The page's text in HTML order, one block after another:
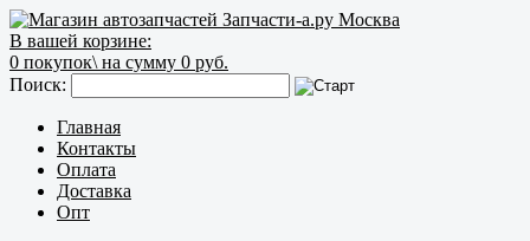
В вашей корзине:
0 покупок\ на сумму 0 руб.
Поиск:
Главная
Контакты
Оплата
Доставка
Опт